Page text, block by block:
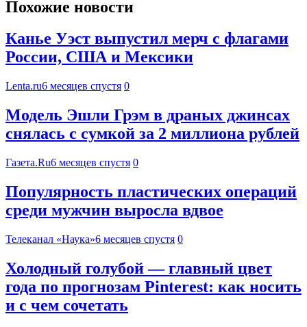
Похожие новости
Канье Уэст выпустил мерч с флагами
России, США и Мексики
Lenta.ru6 месяцев спустя 0
Модель Эшли Грэм в драных джинсах
снялась с сумкой за 2 миллиона рублей
Газета.Ru6 месяцев спустя 0
Популярность пластических операций
среди мужчин выросла вдвое
Телеканал «Наука»6 месяцев спустя 0
Холодный голубой — главный цвет
года по прогнозам Pinterest: как носить
и с чем сочетать